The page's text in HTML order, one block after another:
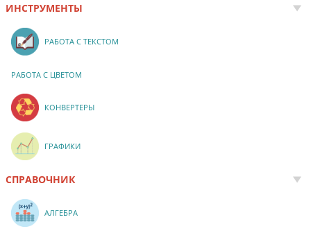
ИНСТРУМЕНТЫ
РАБОТА С ТЕКСТОМ
РАБОТА С ЦВЕТОМ
КОНВЕРТЕРЫ
ГРАФИКИ
СПРАВОЧНИК
АЛГЕБРА